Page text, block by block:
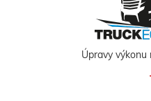
Úpravy výkonu